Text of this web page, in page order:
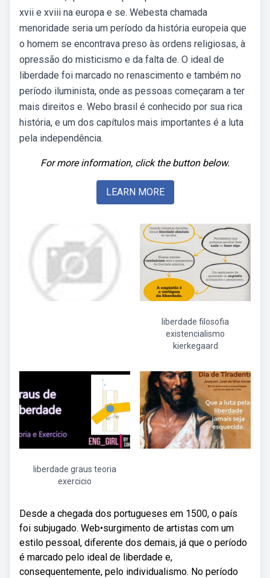
xvii e xviii na europa e se. Webesta chamada
menoridade seria um período da história europeia que
o homem se encontrava preso às ordens religiosas, à
opressão do misticismo e da falta de. O ideal de
liberdade foi marcado no renascimento e também no
período iluminista, onde as pessoas começaram a ter
mais direitos e. Webo brasil é conhecido por sua rica
história, e um dos capítulos mais importantes é a luta
pela independência.
For more information, click the button below.
LEARN MORE
liberdade filosofia
existencialismo
kierkegaard
liberdade graus teoria
exercicio
Desde a chegada dos portugueses em 1500, o país
foi subjugado. Web•surgimento de artistas com um
estilo pessoal, diferente dos demais, já que o período
é marcado pelo ideal de liberdade e,
consequentemente, pelo individualismo. No período